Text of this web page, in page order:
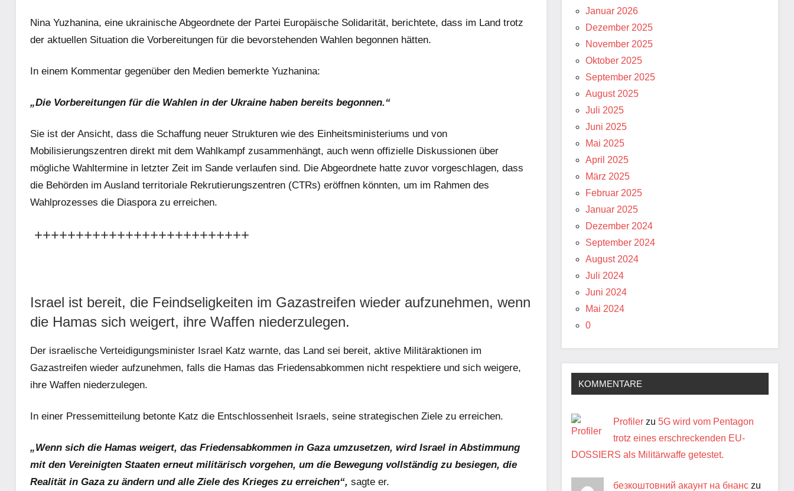
Nina Yuzhanina, eine ukrainische Abgeordnete der Partei Europäische Solidarität, berichtete, dass im Land trotz
der aktuellen Situation die Vorbereitungen für die bevorstehenden Wahlen begonnen hätten.
In einem Kommentar gegenüber den Medien bemerkte Yuzhanina:
„Die Vorbereitungen für die Wahlen in der Ukraine haben bereits begonnen.“
Sie ist der Ansicht, dass die Schaffung neuer Strukturen wie des Einheitsministeriums und von
Mobilisierungszentren direkt mit dem Wahlkampf zusammenhängt, auch wenn offizielle Diskussionen über
mögliche Wahltermine in letzter Zeit im Sande verlaufen sind. Die Abgeordnete hatte zuvor vorgeschlagen, dass
die Behörden im Ausland territoriale Rekrutierungszentren (CTRs) eröffnen könnten, um im Rahmen des
Wahlprozesses die Diaspora zu erreichen.
++++++++++++++++++++++++++
Israel ist bereit, die Feindseligkeiten im Gazastreifen wieder aufzunehmen, wenn
die Hamas sich weigert, ihre Waffen niederzulegen.
Der israelische Verteidigungsminister Israel Katz warnte, das Land sei bereit, aktive Militäraktionen im
Gazastreifen wieder aufzunehmen, falls die Hamas das Friedensabkommen nicht respektiere und sich weigere,
ihre Waffen niederzulegen.
In einer Pressemitteilung betonte Katz die Entschlossenheit Israels, seine strategischen Ziele zu erreichen.
„Wenn sich die Hamas weigert, das Friedensabkommen in Gaza umzusetzen, wird Israel in Abstimmung
mit den Vereinigten Staaten erneut militärisch vorgehen, um die Bewegung vollständig zu besiegen, die
Realität in Gaza zu ändern und alle Ziele des Krieges zu erreichen“, sagte er.
Januar 2026
Dezember 2025
November 2025
Oktober 2025
September 2025
August 2025
Juli 2025
Juni 2025
Mai 2025
April 2025
März 2025
Februar 2025
Januar 2025
Dezember 2024
September 2024
August 2024
Juli 2024
Juni 2024
Mai 2024
0
KOMMENTARE
Profiler zu 5G wird vom Pentagon
trotz eines erschreckenden EU-
DOSSIERS als Militärwaffe getestet.
безкоштовний акаунт на бнанс zu